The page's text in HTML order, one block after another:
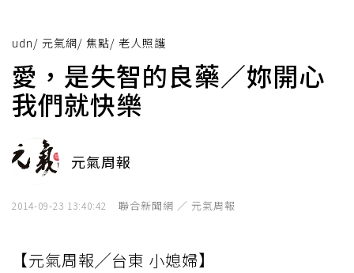
udn/ 元氣網/ 焦點/ 老人照護
愛，是失智的良藥／妳開心
我們就快樂
元氣周報
2014-09-23 13:40:42 聯合新聞網 ／ 元氣周報
【元氣周報╱台東 小媳婦】